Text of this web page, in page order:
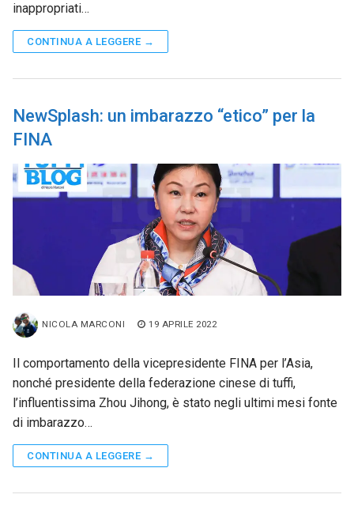
inappropriati…
CONTINUA A LEGGERE →
NewSplash: un imbarazzo “etico” per la
FINA
NICOLA MARCONI 19 APRILE 2022
Il comportamento della vicepresidente FINA per l’Asia,
nonché presidente della federazione cinese di tuffi,
l’influentissima Zhou Jihong, è stato negli ultimi mesi fonte
di imbarazzo…
CONTINUA A LEGGERE →